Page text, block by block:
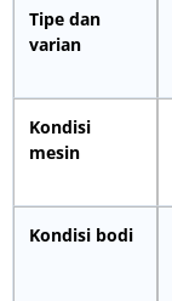
Tipe dan
varian
Kondisi
mesin
Kondisi bodi